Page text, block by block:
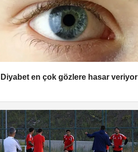
Diyabet en çok gözlere hasar veriyor